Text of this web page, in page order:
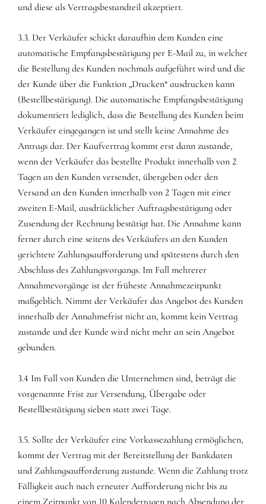
und diese als Vertragsbestandteil akzeptiert.
3.3. Der Verkäufer schickt daraufhin dem Kunden eine
automatische Empfangsbestätigung per E-Mail zu, in welcher
die Bestellung des Kunden nochmals aufgeführt wird und die
der Kunde über die Funktion „Drucken“ ausdrucken kann
(Bestellbestätigung). Die automatische Empfangsbestätigung
dokumentiert lediglich, dass die Bestellung des Kunden beim
Verkäufer eingegangen ist und stellt keine Annahme des
Antrags dar. Der Kaufvertrag kommt erst dann zustande,
wenn der Verkäufer das bestellte Produkt innerhalb von 2
Tagen an den Kunden versendet, übergeben oder den
Versand an den Kunden innerhalb von 2 Tagen mit einer
zweiten E-Mail, ausdrücklicher Auftragsbestätigung oder
Zusendung der Rechnung bestätigt hat. Die Annahme kann
ferner durch eine seitens des Verkäufers an den Kunden
gerichtete Zahlungsaufforderung und spätestens durch den
Abschluss des Zahlungsvorgangs. Im Fall mehrerer
Annahmevorgänge ist der früheste Annahmezeitpunkt
maßgeblich. Nimmt der Verkäufer das Angebot des Kunden
innerhalb der Annahmefrist nicht an, kommt kein Vertrag
zustande und der Kunde wird nicht mehr an sein Angebot
gebunden.
3.4 Im Fall von Kunden die Unternehmen sind, beträgt die
vorgenannte Frist zur Versendung, Übergabe oder
Bestellbestätigung sieben statt zwei Tage.
3.5. Sollte der Verkäufer eine Vorkassezahlung ermöglichen,
kommt der Vertrag mit der Bereitstellung der Bankdaten
und Zahlungsaufforderung zustande. Wenn die Zahlung trotz
Fälligkeit auch nach erneuter Aufforderung nicht bis zu